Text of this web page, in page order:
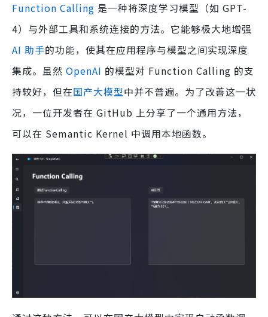
Function Calling 是一种将深度学习模型（如 GPT-
4）与外部工具和系统连接的方法。它能够极大地增强
AI 助手的功能，使其在应用程序与模型之间实现深度
集成。虽然 OpenAI 的模型对 Function Calling 的支
持较好，但在国产大模型中并不普遍。为了改善这一状
况，一位开发者在 GitHub 上分享了一个通用方法，
可以在 Semantic Kernel 中调用本地函数。